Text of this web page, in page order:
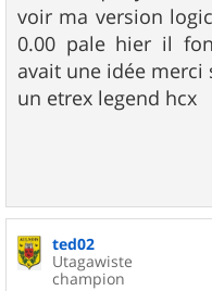
voir ma version
0.00 pale hier il
avait une idée merci
un etrex legend hcx
ted02
Utagawiste
champion